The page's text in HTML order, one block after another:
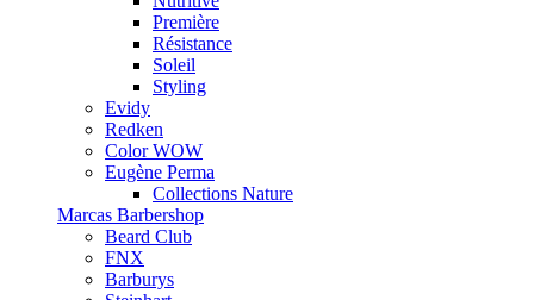
Première
Résistance
Soleil
Styling
Evidy
Redken
Color WOW
Eugène Perma
Collections Nature
Marcas Barbershop
Beard Club
FNX
Barburys